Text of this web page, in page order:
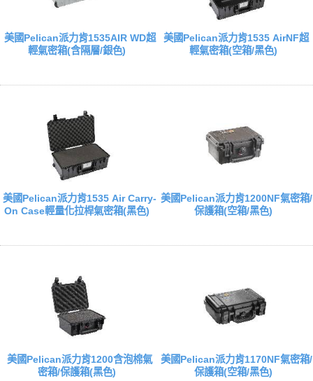
美國Pelican派力肯1535AIR WD超
輕氣密箱(含隔層/銀色)
美國Pelican派力肯1535 AirNF超
輕氣密箱(空箱/黑色)
美國Pelican派力肯1535 Air Carry-
On Case輕量化拉桿氣密箱(黑色)
美國Pelican派力肯1200NF氣密箱/
保護箱(空箱/黑色)
美國Pelican派力肯1200含泡棉氣
密箱/保護箱(黑色)
美國Pelican派力肯1170NF氣密箱/
保護箱(空箱/黑色)